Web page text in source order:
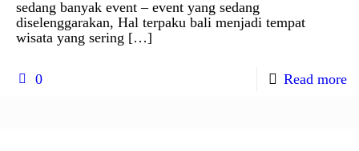
sedang banyak event – event yang sedang
diselenggarakan, Hal terpaku bali menjadi tempat
wisata yang sering […]
0 Read more